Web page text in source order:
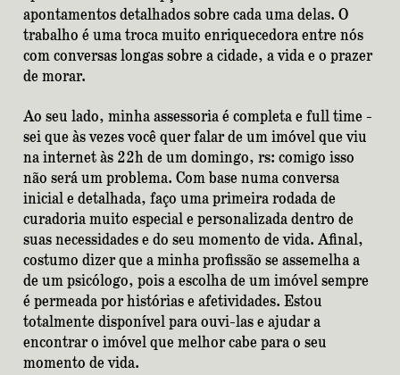
apontamentos detalhados sobre cada uma delas. O
trabalho é uma troca muito enriquecedora entre nós
com conversas longas sobre a cidade, a vida e o prazer
de morar.
Ao seu lado, minha assessoria é completa e full time -
sei que às vezes você quer falar de um imóvel que viu
na internet às 22h de um domingo, rs: comigo isso
não será um problema. Com base numa conversa
inicial e detalhada, faço uma primeira rodada de
curadoria muito especial e personalizada dentro de
suas necessidades e do seu momento de vida. Afinal,
costumo dizer que a minha profissão se assemelha a
de um psicólogo, pois a escolha de um imóvel sempre
é permeada por histórias e afetividades. Estou
totalmente disponível para ouvi-las e ajudar a
encontrar o imóvel que melhor cabe para o seu
momento de vida.